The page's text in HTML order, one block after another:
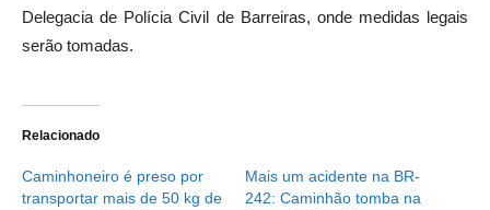
Delegacia de Polícia Civil de Barreiras, onde medidas legais
serão tomadas.
Relacionado
Caminhoneiro é preso por
transportar mais de 50 kg de
Mais um acidente na BR-
242: Caminhão tomba na